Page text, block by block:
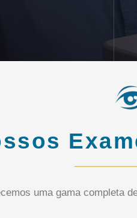
uma gama completa